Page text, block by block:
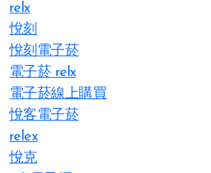
relx
悅刻
悅刻電子菸
電子菸 relx
電子菸線上購買
悅客電子菸
relex
悅克